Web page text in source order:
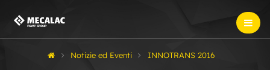
Notizie ed Eventi INNOTRANS 2016